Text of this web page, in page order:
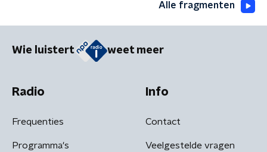
Alle fragmenten
Wie luistert weet meer
Radio
Frequenties
Programma's
Info
Contact
Veelgestelde vragen